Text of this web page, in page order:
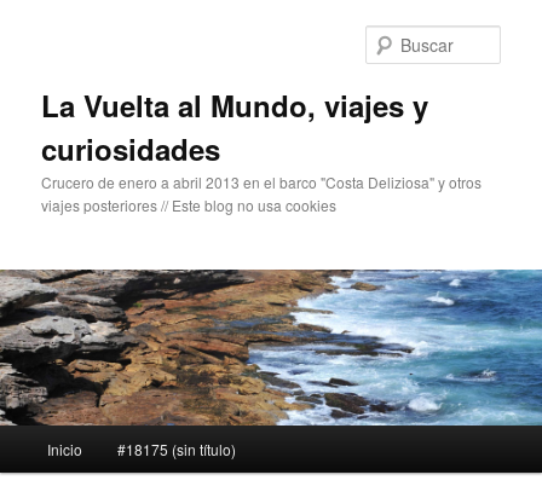
La Vuelta al Mundo, viajes y
curiosidades
Crucero de enero a abril 2013 en el barco "Costa Deliziosa" y otros
viajes posteriores // Este blog no usa cookies
principal
Inicio #18175 (sin título)